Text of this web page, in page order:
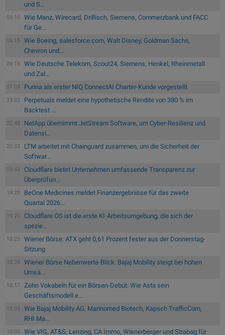
und S...
06:15
Wie Manz, Wirecard, Drillisch, Siemens, Commerzbank und FACC
für Ge...
06:15
Wie Boeing, salesforce.com, Walt Disney, Goldman Sachs,
Chevron und...
06:15
Wie Deutsche Telekom, Scout24, Siemens, Henkel, Rheinmetall
und Zal...
01:09 Purina als erster NIQ ConnectAI Charter-Kunde vorgestellt
23:02
Perpetuals meldet eine hypothetische Rendite von 380 % im
Backtest ...
22:48
NetApp übernimmt JetStream Software, um Cyber-Resilienz und
Datensi...
22:33
LTM arbeitet mit Chainguard zusammen, um die Sicherheit der
Softwar...
19:49
Cloudflare bietet Unternehmen umfassende Transparenz zur
Überprüfun...
19:28
BeOne Medicines meldet Finanzergebnisse für das zweite
Quartal 2026...
19:20
Cloudflare OS ist die erste KI-Arbeitsumgebung, die sich der
spezie...
18:25
Wiener Börse: ATX geht 0,61 Prozent fester aus der Donnerstag-
Sitzung
18:24
Wiener Börse Nebenwerte-Blick: Bajaj Mobility steigt bei hohen
Umsä...
18:17
Zehn Vokabeln für ein Börsen-Debüt: Wie Asta sein
Geschäftsmodell e...
18:05
Wie Bajaj Mobility AG, Marinomed Biotech, Kapsch TrafficCom,
RHI Ma...
18:05 Wie VIG, AT&S, Lenzing, CA Immo, Wienerberger und Strabag für